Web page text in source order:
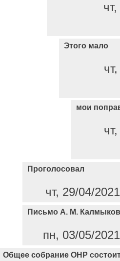
Этого мало
мои
Проголосовал
чт, 29/04/
Письмо А. М.
пн, 03/05/
Общее собрание ОНР